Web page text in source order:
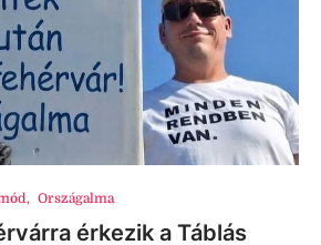
, Országalma
érkezik a Táblás